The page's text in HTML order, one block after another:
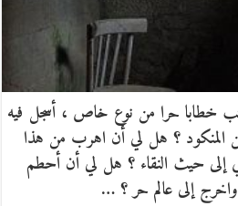
خطابا حرا من نوع خاص ، أسجل فيه
المنكود ؟ هل لي أن اهرب من هذا
إلى حيث النقاء ؟ هل لي أن أحطم
واخرج إلى عالم حر ؟ …